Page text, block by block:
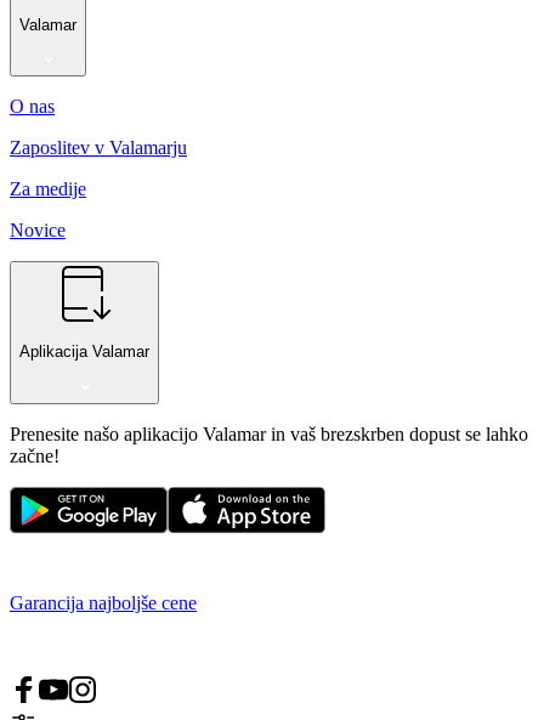
Valamar
O nas
Zaposlitev v Valamarju
Za medije
Novice
Aplikacija Valamar
Prenesite našo aplikacijo Valamar in vaš brezskrben dopust se lahko
začne!
Garancija najboljše cene